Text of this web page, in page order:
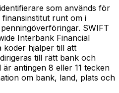
som används för
runt om i
SWIFT
Interbank Financial
koder hjälper till att
till rätt bank och
antingen 8 eller 11 tecken
om bank, land, plats och